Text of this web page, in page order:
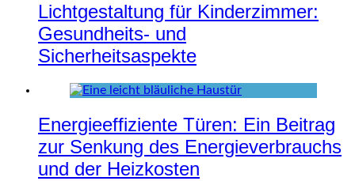
Lichtgestaltung für Kinderzimmer:
Gesundheits- und
Sicherheitsaspekte
Energieeffiziente Türen: Ein Beitrag
zur Senkung des Energieverbrauchs
und der Heizkosten